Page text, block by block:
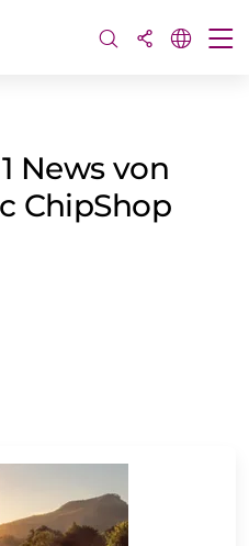
News von
ChipShop